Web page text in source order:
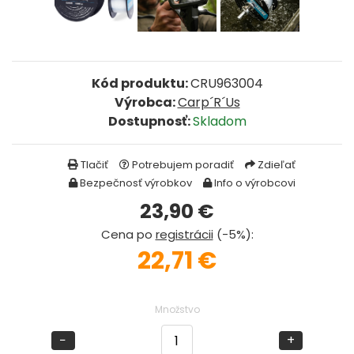
Kód produktu:CRU963004
Výrobca:Carp´R´Us
Dostupnosť:Skladom
Tlačiť Potrebujem poradiť
Zdieľať
Bezpečnosť výrobkov
Info o výrobcovi
23,90 €
Cena po registrácii (-5%):
22,71 €
Množstvo
− +
BIČE A DELIČKY
FEEDER ŠPIČKY
MATCHOVÉ A BOLOGNESOVÉ PRÚTY
CESTOVNÉ PRÚTY
DOPLNKY K PRÚTOM
Udice na dierky
NAVIJAKY